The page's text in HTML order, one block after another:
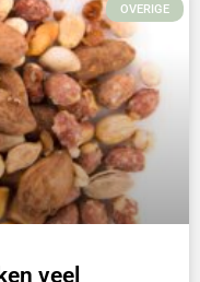
OVERIGE
veel